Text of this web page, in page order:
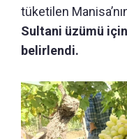
tüketilen
Sultani üzümü
belirlendi.